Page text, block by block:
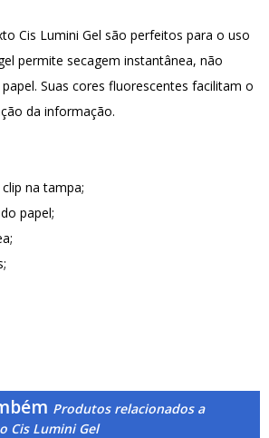
Cis Lumini Gel são perfeitos para o uso
permite secagem instantânea, não
Suas cores fluorescentes facilitam o
da informação.
na tampa;
papel;
Produtos relacionados a
Cis Lumini Gel